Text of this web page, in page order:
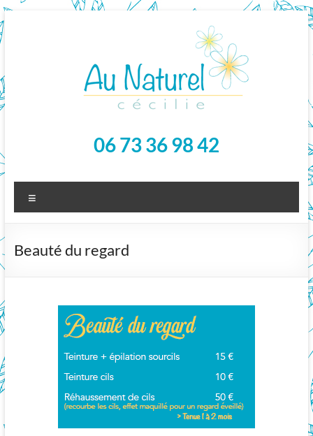
Au Naturel – Cécilie
Le bien-être chez vous, naturellement
06 73 36 98 42
Beauté du regard